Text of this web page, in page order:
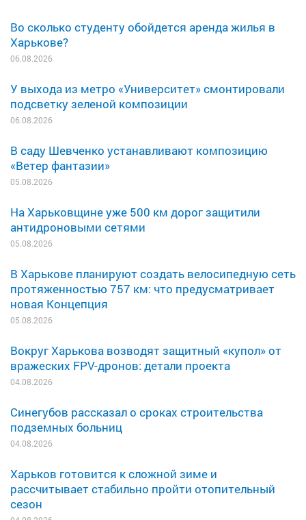
Во сколько студенту обойдется аренда жилья в
Харькове?
06.08.2026
У выхода из метро «Университет» смонтировали
подсветку зеленой композиции
06.08.2026
В саду Шевченко устанавливают композицию
«Ветер фантазии»
05.08.2026
На Харьковщине уже 500 км дорог защитили
антидроновыми сетями
05.08.2026
В Харькове планируют создать велосипедную сеть
протяженностью 757 км: что предусматривает
новая Концепция
05.08.2026
Вокруг Харькова возводят защитный «купол» от
вражеских FPV-дронов: детали проекта
04.08.2026
Синегубов рассказал о сроках строительства
подземных больниц
04.08.2026
Харьков готовится к сложной зиме и
рассчитывает стабильно пройти отопительный
сезон